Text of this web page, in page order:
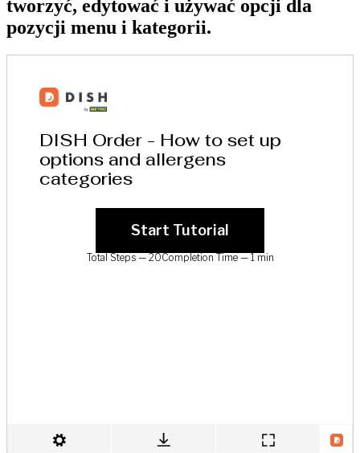
tworzyć, edytować i używać opcji dla
pozycji menu i kategorii.